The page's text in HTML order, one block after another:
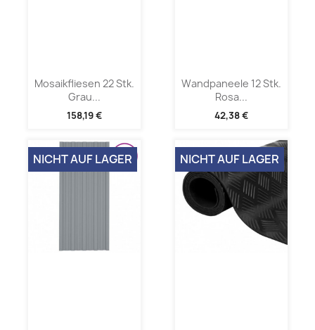
Mosaikfliesen 22 Stk.
Grau...
158,19 €
Wandpaneele 12 Stk.
Rosa...
42,38 €
NICHT AUF LAGER NICHT AUF LAGER